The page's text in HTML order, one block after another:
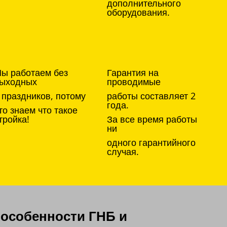
дополнительного
оборудования.
работаем без
потому
знаем что такое
Гарантия на
проводимые
работы составляет 2
года.
За все время работы
ни
одного гарантийного
случая.
ГНБ и